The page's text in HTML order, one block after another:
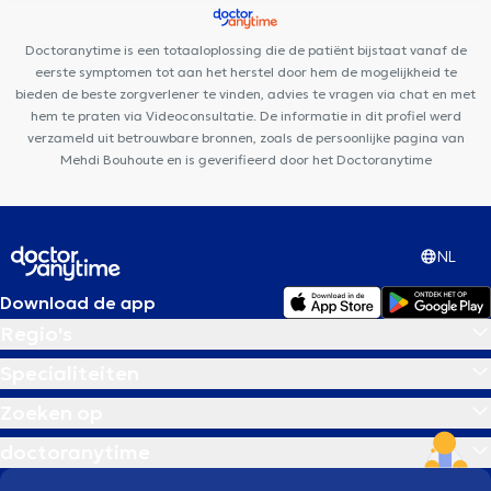
Medico centre
Centre de diététique NaturHouse Jette
pluridisciplinaire La Colombe
Doctoranytime is een totaaloplossing die de patiënt bijstaat vanaf de
eerste symptomen tot aan het herstel door hem de mogelijkheid te
bieden de beste zorgverlener te vinden, advies te vragen via chat en met
hem te praten via Videoconsultatie. De informatie in dit profiel werd
verzameld uit betrouwbare bronnen, zoals de persoonlijke pagina van
Mehdi Bouhoute en is geverifieerd door het Doctoranytime
NL
Download de app